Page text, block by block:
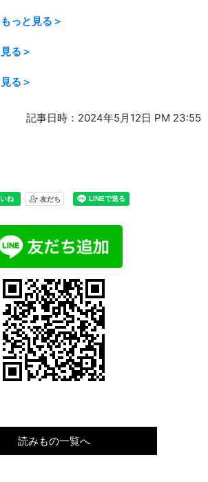
っと見る＞
る＞
る＞
記事日時：2024年5月12日 PM 23:55
読みもの一覧へ